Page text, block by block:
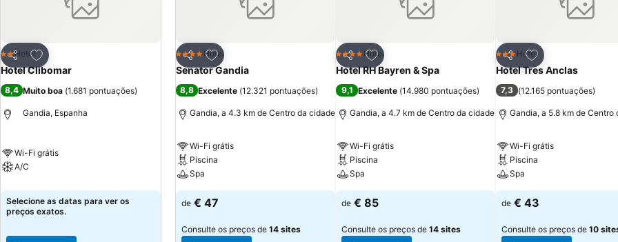
Partilhar
Adicionar aos favoritos
2 Estrelas
Hotel
Hotel Clibomar
8,4 Muito boa (1.681 pontuações)
Gandia, Espanha
Wi-Fi grátis
A/C
Selecione as datas para ver os
preços exatos.
Partilhar
Adicionar aos favoritos
4 EstrelasHotel
Senator Gandia
8,8 Excelente (12.321 pontuações)
Gandia, a 4.3 km de Centro da cidade
Wi-Fi grátis
Piscina
Spa
de € 47
Consulte os preços de 14 sites
Partilhar
Adicionar aos favoritos
4 EstrelasHotel
Hotel RH Bayren & Spa
9,1 Excelente (14.980 pontuações)
Gandia, a 4.7 km de Centro da cidade
Wi-Fi grátis
Piscina
Spa
de € 85
Consulte os preços de 14 sites
Partilhar
Adicionar aos
3 Estrelas
Hotel
Hotel Tres Anclas
7,3 (12.165 pontuações)
Gandia, a 5.8 km de Centro
Wi-Fi grátis
Piscina
Spa
de € 43
Consulte os preços de 10